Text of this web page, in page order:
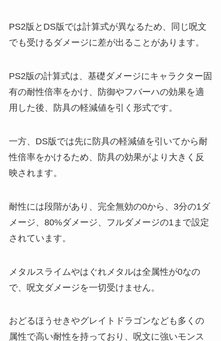
PS2版とDS版では計算式が異なるため、同じ呪文
でも受けるダメージに差が出ることがあります。
PS2版の計算式は、基礎ダメージにキャラクター固
有の耐性倍率をかけ、防御やフバーハの効果を適
用した後、防具の軽減値を引く形式です。
一方、DS版では先に防具の軽減値を引いてから耐
性倍率をかけるため、防具の効果がより大きく反
映されます。
耐性には段階があり、完全無効の0から、3分の1ダ
メージ、80%ダメージ、フルダメージの1まで設定
されています。
メタルスライムやはぐれメタルは全属性が0なの
で、呪文ダメージを一切受けません。
おどるほうせきやグレイトドラゴンなども多くの
属性で高い耐性を持っており、呪文に強いモンス